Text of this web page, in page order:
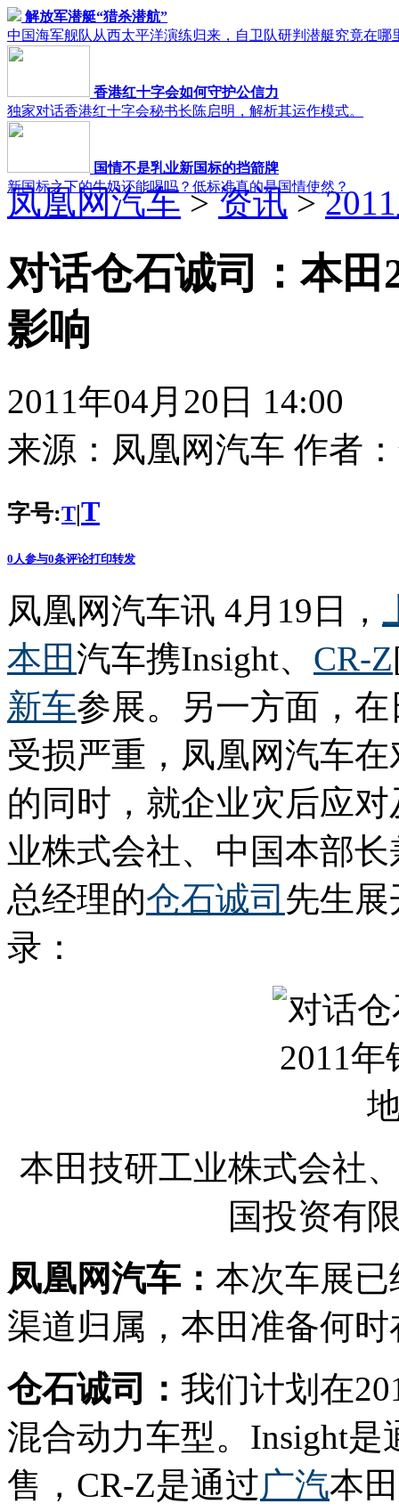
解放军潜艇“猎杀潜航”
中国海军舰队从西太平洋演练归来，自卫队研判潜艇究竟在哪
香港红十字会如何守护公信力
独家对话香港红十字会秘书长陈启明，解析其运作模式。
国情不是乳业新国标的挡箭牌
新国标之下的牛奶还能喝吗？低标准真的是国情使然？
凤凰网汽车>资讯>
对话仓石诚司：本田
影响
2011年04月20日 14:00
来源： 凤凰网汽车 作者：
字号:T|T
0 人参与0条评论打印转发
凤凰网汽车讯 4月19日，
本田 汽车携Insight、 CR-Z
新车参展。另一方面，
受损严重，凤凰网汽车
的同时，就企业灾后应
业株式会社、中国本部
总经理的仓石诚司 先生
录：
本田技研工业株式会社
国投资有
凤凰网汽车： 本次车展已
渠道归属，本田准备何
仓石诚司： 我们计划在
混合动力车型。Insight是
售，CR-Z是通过广汽本